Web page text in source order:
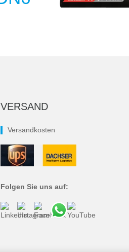
VERSAND
Versandkosten
Folgen Sie uns auf: